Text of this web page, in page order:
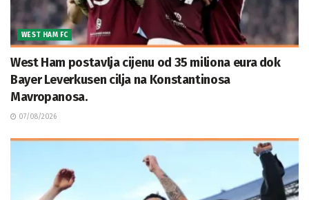
WEST HAM FC
West Ham postavlja cijenu od 35 miliona eura dok
Bayer Leverkusen cilja na Konstantinosa
Mavropanosa.
07/08/2026